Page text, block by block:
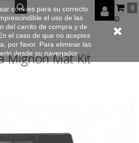
0
0
Mignon Mat Kit
cookies para su correcto
el uso de las
del carrito de compra y de
el caso de que no aceptes
por favor. Para eliminar las
desde su navegador.